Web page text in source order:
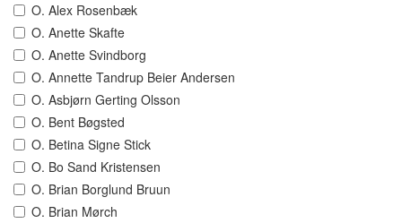
O. Alex Rosenbæk
O. Anette Skafte
O. Anette Svindborg
O. Annette Tandrup Beier Andersen
O. Asbjørn Gerting Olsson
O. Bent Bøgsted
O. Betina Signe Stick
O. Bo Sand Kristensen
O. Brian Borglund Bruun
O. Brian Mørch